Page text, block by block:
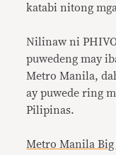
katabi nitong
Nilinaw ni
puwedeng may
Metro Manila,
ay puwede ring
Pilipinas.
Metro Manila Big